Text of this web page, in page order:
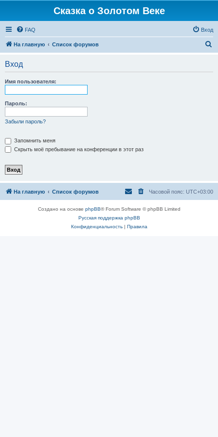
Сказка о Золотом Веке
FAQ Вход
На главную Список форумов
Вход
Имя пользователя:
Пароль:
Забыли пароль?
Запомнить меня
Скрыть моё пребывание на конференции в этот раз
На главную Список форумов Часовой пояс: UTC+03:00
Создано на основе phpBB® Forum Software © phpBB Limited
Русская поддержка phpBB
Конфиденциальность| Правила